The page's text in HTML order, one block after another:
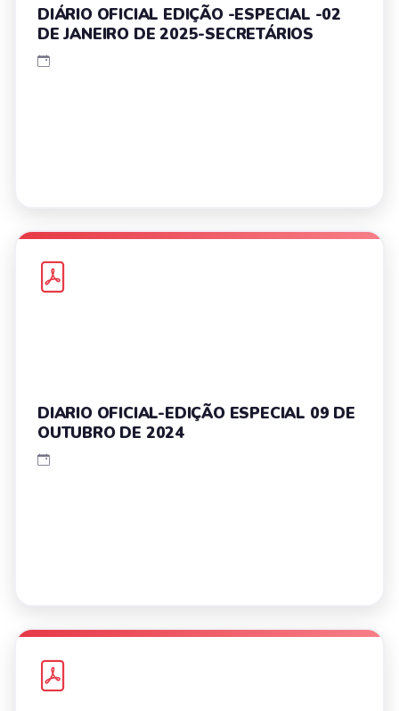
DIÁRIO OFICIAL EDIÇÃO -ESPECIAL -02
DE JANEIRO DE 2025-SECRETÁRIOS
DIARIO OFICIAL-EDIÇÃO ESPECIAL 09 DE
OUTUBRO DE 2024